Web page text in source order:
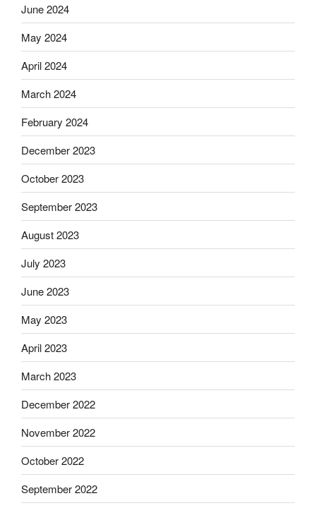
June 2024
May 2024
April 2024
March 2024
February 2024
December 2023
October 2023
September 2023
August 2023
July 2023
June 2023
May 2023
April 2023
March 2023
December 2022
November 2022
October 2022
September 2022